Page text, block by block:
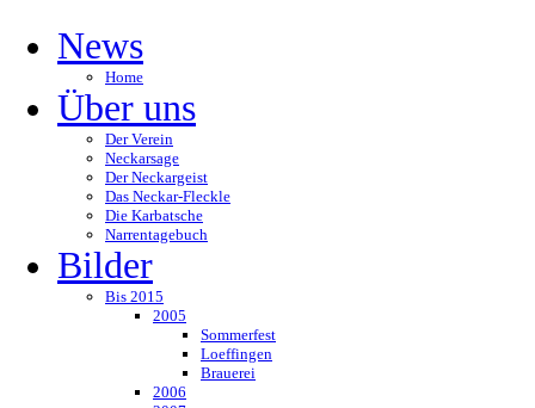
News
Home
Über uns
Der Verein
Neckarsage
Der Neckargeist
Das Neckar-Fleckle
Die Karbatsche
Narrentagebuch
Bilder
Bis 2015
2005
Sommerfest
Loeffingen
Brauerei
2006